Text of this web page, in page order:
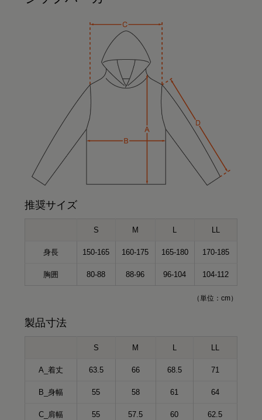
推奨サイズ
S M
身長 150-165 160-175 165-180 170-185
胸囲 80-88 88-96 96-104 104-112
（単位：cm）
製品寸法
S M L LL
A_着丈 63.5 66 68.5 71
B_身幅 55 58 61 64
C_肩幅 55 57.5 60 62.5